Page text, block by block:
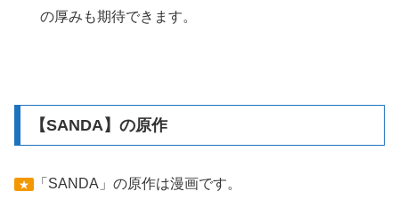
の厚みも期待できます。
【SANDA】の原作
★ 「SANDA」の原作は漫画です。